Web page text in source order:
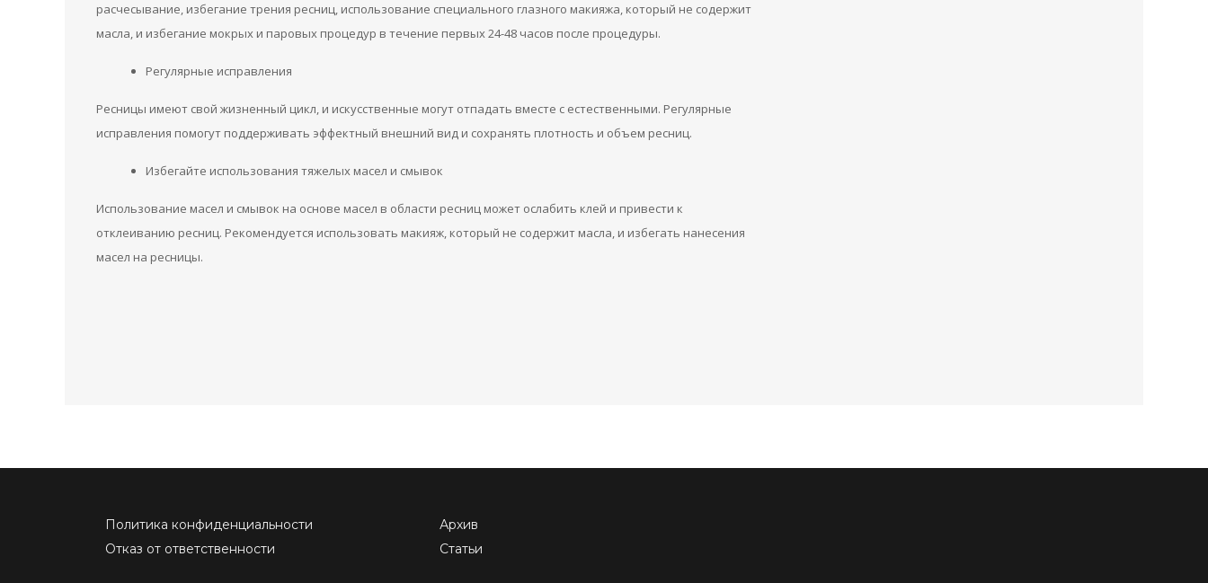
расчесывание, избегание трения ресниц, использование специального глазного макияжа, который не содержит
масла, и избегание мокрых и паровых процедур в течение первых 24-48 часов после процедуры.
Регулярные исправления
Ресницы имеют свой жизненный цикл, и искусственные могут отпадать вместе с естественными. Регулярные
исправления помогут поддерживать эффектный внешний вид и сохранять плотность и объем ресниц.
Избегайте использования тяжелых масел и смывок
Использование масел и смывок на основе масел в области ресниц может ослабить клей и привести к
отклеиванию ресниц. Рекомендуется использовать макияж, который не содержит масла, и избегать нанесения
масел на ресницы.
Политика конфиденциальности
Отказ от ответственности
Архив
Статьи